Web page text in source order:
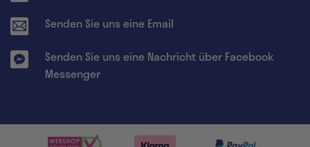
Senden Sie uns eine Email
Senden Sie uns eine Nachricht über Facebook
Messenger